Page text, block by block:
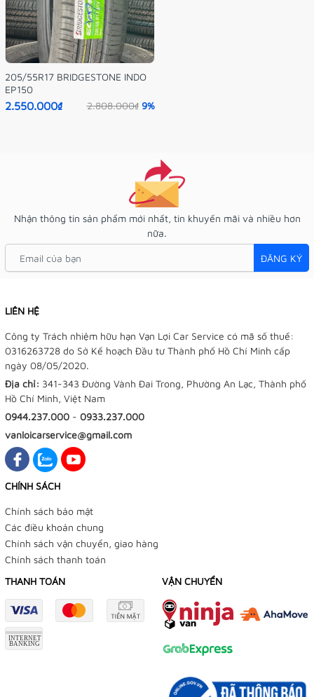
205/55R17 BRIDGESTONE INDO
EP150
2.550.000₫ 2.808.000₫ 9%
Nhận thông tin sản phẩm mới nhất, tin khuyến mãi và nhiều hơn
nữa.
ĐĂNG KÝ
LIÊN HỆ
Công ty Trách nhiệm hữu hạn Vạn Lợi Car Service có mã số thuế:
0316263728 do Sở Kế hoạch Đầu tư Thành phố Hồ Chí Minh cấp
ngày 08/05/2020.
Địa chỉ: 341-343 Đường Vành Đai Trong, Phường An Lạc, Thành phố
Hồ Chí Minh, Việt Nam
0944.237.000 - 0933.237.000
vanloicarservice@gmail.com
CHÍNH SÁCH
Chính sách bảo mật
Các điều khoản chung
Chính sách vận chuyển, giao hàng
Chính sách thanh toán
THANH TOÁN
VẬN CHUYỂN